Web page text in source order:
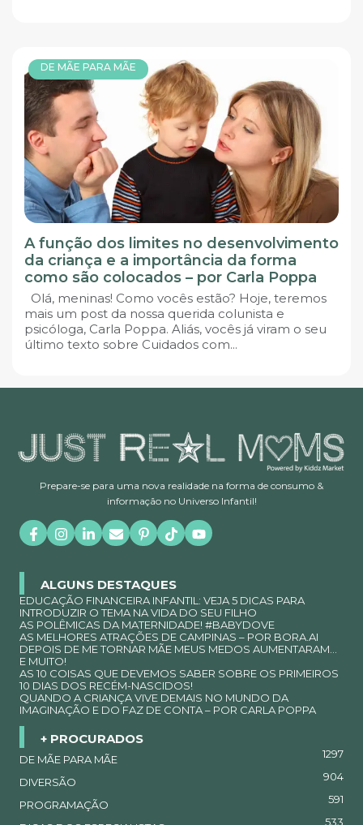
DE MÃE PARA MÃE
A função dos limites no desenvolvimento
da criança e a importância da forma
como são colocados – por Carla Poppa
Olá, meninas! Como vocês estão? Hoje, teremos
mais um post da nossa querida colunista e
psicóloga, Carla Poppa. Aliás, vocês já viram o seu
último texto sobre Cuidados com...
Prepare-se para uma nova realidade na forma de consumo &
informação no Universo Infantil!
ALGUNS DESTAQUES
EDUCAÇÃO FINANCEIRA INFANTIL: VEJA 5 DICAS PARA
INTRODUZIR O TEMA NA VIDA DO SEU FILHO
AS POLÊMICAS DA MATERNIDADE! #BABYDOVE
AS MELHORES ATRAÇÕES DE CAMPINAS – POR BORA.AI
DEPOIS DE ME TORNAR MÃE MEUS MEDOS AUMENTARAM…
E MUITO!
AS 10 COISAS QUE DEVEMOS SABER SOBRE OS PRIMEIROS
10 DIAS DOS RECÉM-NASCIDOS!
QUANDO A CRIANÇA VIVE DEMAIS NO MUNDO DA
IMAGINAÇÃO E DO FAZ DE CONTA – POR CARLA POPPA
+ PROCURADOS
DE MÃE PARA MÃE 1297
DIVERSÃO 904
PROGRAMAÇÃO 591
533